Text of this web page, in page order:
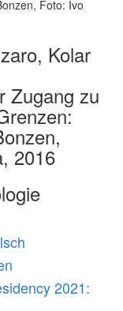
Kolar
Zugang zu
2016
2021: